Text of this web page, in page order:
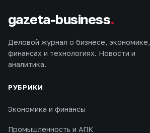
gazeta-business.
Деловой журнал о бизнесе, экономике,
финансах и технологиях. Новости и
аналитика.
РУБРИКИ
Экономика и финансы
Промышленность и АПК